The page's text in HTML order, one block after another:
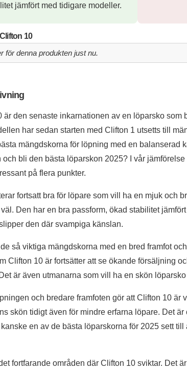
jämfört med tidigare modeller.
10
för denna produkten just nu.
är den senaste inkarnationen av en löparsko som
har sedan starten med Clifton 1 utsetts till
mängdskorna för löpning med en balanserad
och bli den bästa löparskon 2025? I vår
på flera punkter.
fortsatt bra för löpare som vill ha en mjuk och
Den har en bra passform, ökad stabilitet
den där svampiga känslan.
så viktiga mängdskorna med en bred framfot
Clifton 10 är fortsätter att se ökande försäljning
är även utmanarna som vill ha en skön
och bredare framfoten gör att Clifton 10 är
skön tidigt även för mindre erfarna löpare. Det
en av de bästa löparskorna för 2025 sett
fortfarande områden där Clifton 10 sviktar. Det